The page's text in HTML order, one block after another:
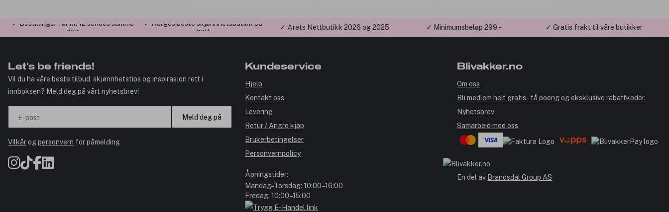
✓ Bestillinger før kl. 12 sendes samme
dag
✓ Norges beste skjønnhetsbutikk på
nett
✓ Årets Nettbutikk 2026 og 2025 ✓ Minimumsbeløp 299,- ✓ Gratis frakt til våre butikker
Let's be friends!
Vil du ha våre beste tilbud, skjønnhetstips og inspirasjon rett i
innboksen? Meld deg på vårt nyhetsbrev!
E-post Meld deg på
Vilkårogpersonvern for påmelding
Kundeservice
Hjelp
Kontakt oss
Levering
Retur / Angre kjøp
Brukerbetingelser
Personvernpolicy
Åpningstider:
Mandag–Torsdag: 10:00–16:00
Fredag: 10:00–15:00
Blivakker.no
Om oss
Bli medlem helt gratis - få poeng og eksklusive rabattkoder.
Nyhetsbrev
Samarbeid med oss
En del av Brandsdal Group AS